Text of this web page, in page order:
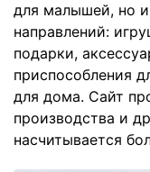
для малышей, но
направлений:
подарки,
приспособления
для дома. Сайт
производства и
насчитывается